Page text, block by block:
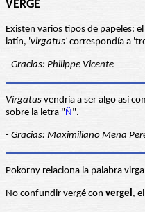
VERGÉ
Existen varios tipos de papeles:
latín, 'virgatus' correspondía a
- Gracias: Philippe Vicente
Virgatus vendría a ser algo así
sobre la letra "Ñ".
- Gracias: Maximiliano Mena
Pokorny relaciona la palabra
No confundir vergé con vergel,